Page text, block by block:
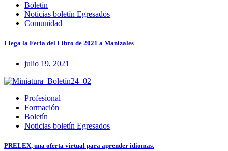
Boletín
Noticias boletín Egresados
Comunidad
Llega la Feria del Libro de 2021 a Manizales
julio 19, 2021
Profesional
Formación
Boletín
Noticias boletín Egresados
PRELEX, una oferta virtual para aprender idiomas.